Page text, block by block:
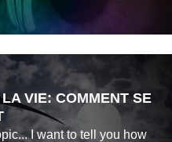
VIE: COMMENT SE
I want to tell you how